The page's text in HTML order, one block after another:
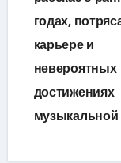
годах,
карьере и
невероятных
достижениях